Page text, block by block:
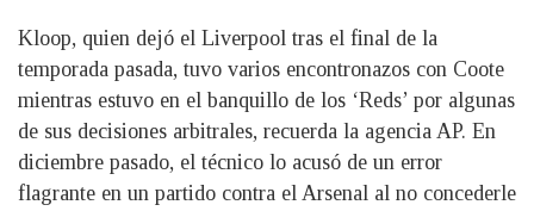
Kloop, quien dejó el Liverpool tras el final de la
temporada pasada, tuvo varios encontronazos con Coote
mientras estuvo en el banquillo de los ‘Reds’ por algunas
de sus decisiones arbitrales, recuerda la agencia AP. En
diciembre pasado, el técnico lo acusó de un error
flagrante en un partido contra el Arsenal al no concederle